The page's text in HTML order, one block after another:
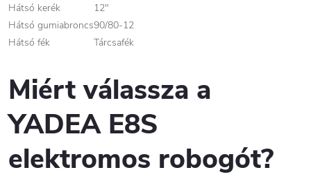
Hátsó kerék
12"
Hátsó gumiabroncs90/80-12
Hátsó fék
Tárcsafék
Miért válassza a
YADEA E8S
elektromos robogót?